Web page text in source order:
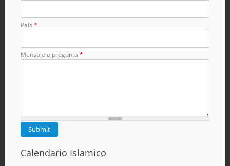
País *
Mensaje o pregunta *
Calendario Islamico